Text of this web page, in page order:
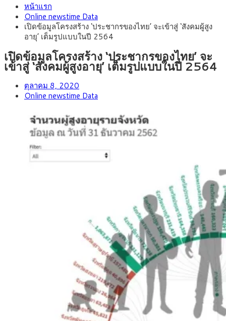
หน้ารถไฟฟ้าสงขลา โมโนเรล 12.54 กม. เชื่อมเมืองหาดใหญ่
สิงหาคม 4, 2026
หัวเพียง 2,618 บาท เสนอทบทวนจัดสรรงบให้สอดคล้องภาระงาน
จริง
สิงหาคม 3, 2026 กรุงศรี คาดเงินบาทสัปดาห์นี้ซื้อขายในกรอบ
33.00-33.60 ติดตามข้อมูลจ้างงานสหรัฐฯ
สิงหาคม 1, 2026 “เอกนิติ” เปิดเครื่องยนต์เศรษฐกิจใหม่ของไทย เดิน
หน้า 5 ยุทธศาสตร์ รื้อโครงสร้างเศรษฐกิจ ดันไทยโตเต็มศักยภาพ
กรกฎาคม 27, 2026 ภัยเงียบใกล้ตัวเด็ก LSD “แสตมป์เมา” ยาเสพติด
ลายการ์ตูน กรมศุลกากร เตือนผู้ปกครองเฝ้าระวัง หลังยึดล็อตใหญ่
จากเยอรมนี
หน้าแรก
Online newstime Data
เปิดข้อมูลโครงสร้าง ‘ประชากรของไทย’ จะเข้าสู่ ‘สังคมผู้สูง
อายุ’ เต็มรูปแบบในปี 2564
เปิดข้อมูลโครงสร้าง ‘ประชากรของไทย’ จะ
เข้าสู่ ‘สังคมผู้สูงอายุ’ เต็มรูปแบบในปี 2564
ตุลาคม 8, 2020
Online newstime Data